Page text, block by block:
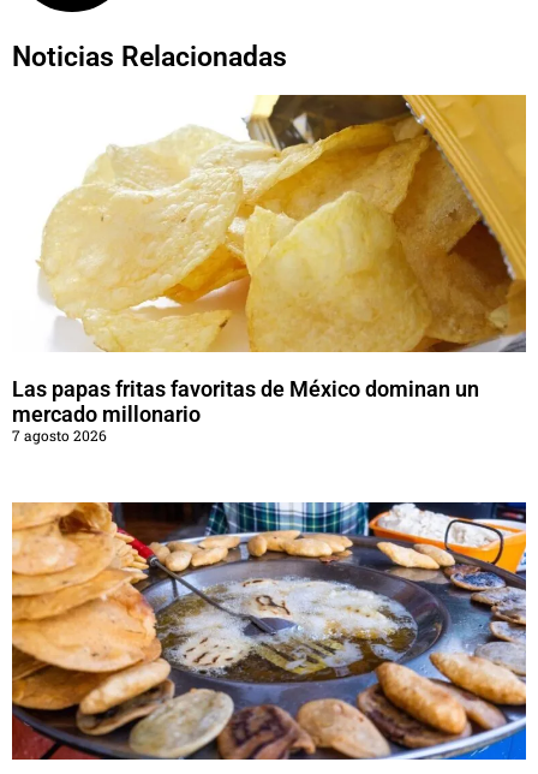
Noticias Relacionadas
Las papas fritas favoritas de México dominan un
mercado millonario
7 agosto 2026